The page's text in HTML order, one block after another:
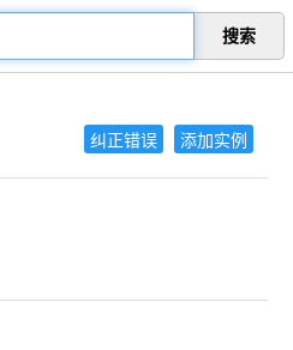
搜索
纠正错误 添加实例